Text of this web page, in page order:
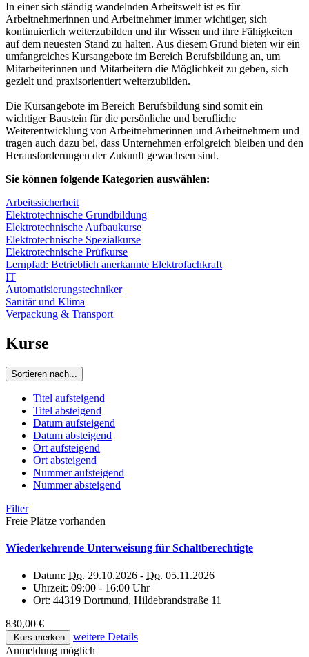
In einer sich ständig wandelnden Arbeitswelt ist es für
Arbeitnehmerinnen und Arbeitnehmer immer wichtiger, sich
kontinuierlich weiterzubilden und ihr Wissen und ihre Fähigkeiten
auf dem neuesten Stand zu halten. Aus diesem Grund bieten wir ein
umfangreiches Kursangebote im Bereich Berufsbildung an, um
Mitarbeiterinnen und Mitarbeitern die Möglichkeit zu geben, sich
gezielt und praxisorientiert weiterzubilden.
Die Kursangebote im Bereich Berufsbildung sind somit ein
wichtiger Baustein für die persönliche und berufliche
Weiterentwicklung von Arbeitnehmerinnen und Arbeitnehmern und
tragen auch dazu bei, dass Unternehmen erfolgreich bleiben und den
Herausforderungen der Zukunft gewachsen sind.
Sie können folgende Kategorien auswählen:
Arbeitssicherheit
Elektrotechnische Grundbildung
Elektrotechnische Aufbaukurse
Elektrotechnische Spezialkurse
Elektrotechnische Prüfkurse
Lernpfad: Betrieblich anerkannte Elektrofachkraft
IT
Automatisierungstechniker
Sanitär und Klima
Verpackung & Transport
Kurse
Sortieren nach...
Titel aufsteigend
Titel absteigend
Datum aufsteigend
Datum absteigend
Ort aufsteigend
Ort absteigend
Nummer aufsteigend
Nummer absteigend
Filter
Freie Plätze vorhanden
Wiederkehrende Unterweisung für Schaltberechtigte
Datum: Do. 29.10.2026 - Do. 05.11.2026
Uhrzeit: 09:00 - 16:00 Uhr
Ort: 44319 Dortmund, Hildebrandstraße 11
830,00 €
Kurs merken
weitere Details
Anmeldung möglich